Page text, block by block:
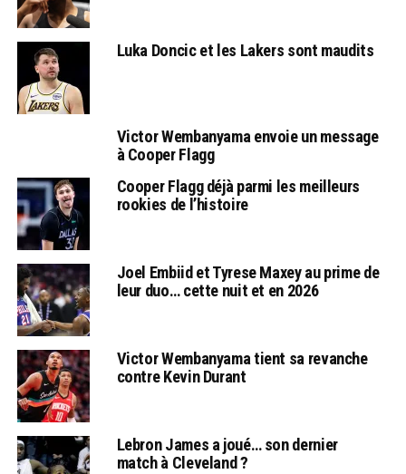
Luka Doncic et les Lakers sont maudits
Victor Wembanyama envoie un message
à Cooper Flagg
Cooper Flagg déjà parmi les meilleurs
rookies de l’histoire
Joel Embiid et Tyrese Maxey au prime de
leur duo… cette nuit et en 2026
Victor Wembanyama tient sa revanche
contre Kevin Durant
Lebron James a joué… son dernier
match à Cleveland ?